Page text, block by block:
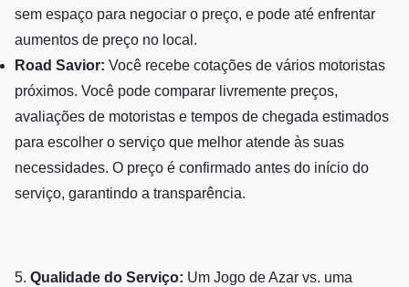
sem espaço para negociar o preço, e pode até enfrentar
aumentos de preço no local.
Road Savior: Você recebe cotações de vários motoristas
próximos. Você pode comparar livremente preços,
avaliações de motoristas e tempos de chegada estimados
para escolher o serviço que melhor atende às suas
necessidades. O preço é confirmado antes do início do
serviço, garantindo a transparência.
5. Qualidade do Serviço: Um Jogo de Azar vs. uma